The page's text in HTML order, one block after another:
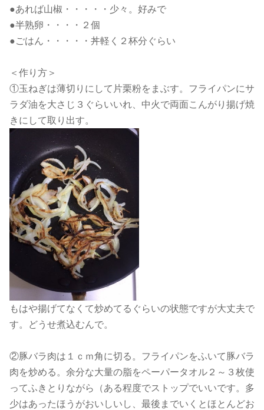
●あれば山椒・・・・・少々。好みで
●半熟卵・・・・２個
●ごはん・・・・・丼軽く２杯分ぐらい
＜作り方＞
①玉ねぎは薄切りにして片栗粉をまぶす。フライパンにサ
ラダ油を大さじ３ぐらいいれ、中火で両面こんがり揚げ焼
きにして取り出す。
もはや揚げてなくて炒めてるぐらいの状態ですが大丈夫で
す。どうせ煮込むんで。
②豚バラ肉は１ｃｍ角に切る。フライパンをふいて豚バラ
肉を炒める。余分な大量の脂をペーパータオル２～３枚使
ってふきとりながら（ある程度でストップでいいです。多
少はあったほうがおいしいし、最後までいくとほとんどお